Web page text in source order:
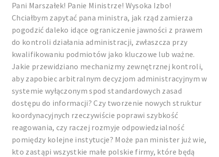
Pani Marszałek! Panie Ministrze! Wysoka Izbo!
Chciałbym zapytać pana ministra, jak rząd zamierza
pogodzić daleko idące ograniczenie jawności z prawem
do kontroli działania administracji, zwłaszcza przy
kwalifikowaniu podmiotów jako kluczowe lub ważne.
Jakie przewidziano mechanizmy zewnętrznej kontroli,
aby zapobiec arbitralnym decyzjom administracyjnym w
systemie wyłączonym spod standardowych zasad
dostępu do informacji? Czy tworzenie nowych struktur
koordynacyjnych rzeczywiście poprawi szybkość
reagowania, czy raczej rozmyje odpowiedzialność
pomiędzy kolejne instytucje? Może pan minister już wie,
kto zastąpi wszystkie małe polskie firmy, które będą